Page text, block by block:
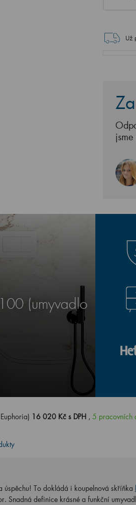
Už
(umyvadlo
16 020 Kč s DPH ,5 pracovních
To dokládá i koupelnová skříňka
Snadná definice krásné a funkční